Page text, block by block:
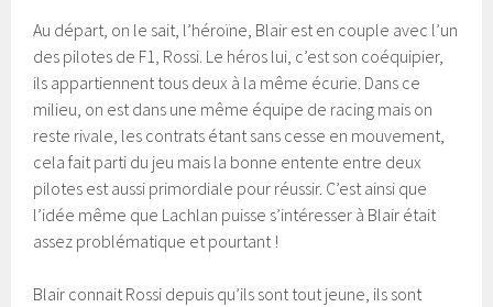
Au départ, on le sait, l’héroïne, Blair est en couple avec l’un
des pilotes de F1, Rossi. Le héros lui, c’est son coéquipier,
ils appartiennent tous deux à la même écurie. Dans ce
milieu, on est dans une même équipe de racing mais on
reste rivale, les contrats étant sans cesse en mouvement,
cela fait parti du jeu mais la bonne entente entre deux
pilotes est aussi primordiale pour réussir. C’est ainsi que
l’idée même que Lachlan puisse s’intéresser à Blair était
assez problématique et pourtant !
Blair connait Rossi depuis qu’ils sont tout jeune, ils sont